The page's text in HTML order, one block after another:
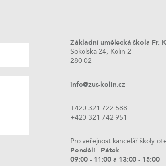
Základní umělecká škola Fr.
Sokolská 24, Kolín 2
280 02
info@zus-kolin.cz
+420 321 722 588
+420 321 742 951
Pro veřejnost kancelář školy
Pondělí - Pátek
09:00 - 11:00 a 13:00 - 15:00